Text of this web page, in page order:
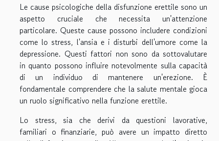
Le cause psicologiche della disfunzione erettile sono un
aspetto cruciale che necessita un'attenzione
particolare. Queste cause possono includere condizioni
come lo stress, l'ansia e i disturbi dell'umore come la
depressione. Questi fattori non sono da sottovalutare
in quanto possono influire notevolmente sulla capacità
di un individuo di mantenere un'erezione. È
fondamentale comprendere che la salute mentale gioca
un ruolo significativo nella funzione erettile.
Lo stress, sia che derivi da questioni lavorative,
familiari o finanziarie, può avere un impatto diretto